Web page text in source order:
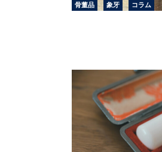
骨董品 象牙 コラム